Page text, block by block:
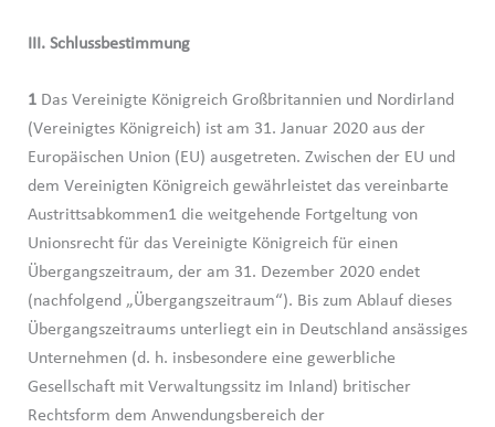
III. Schlussbestimmung
1Das Vereinigte Königreich Großbritannien und Nordirland
(Vereinigtes Königreich) ist am 31. Januar 2020 aus der
Europäischen Union (EU) ausgetreten. Zwischen der EU und
dem Vereinigten Königreich gewährleistet das vereinbarte
Austrittsabkommen1 die weitgehende Fortgeltung von
Unionsrecht für das Vereinigte Königreich für einen
Übergangszeitraum, der am 31. Dezember 2020 endet
(nachfolgend „Übergangszeitraum“). Bis zum Ablauf dieses
Übergangszeitraums unterliegt ein in Deutschland ansässiges
Unternehmen (d. h. insbesondere eine gewerbliche
Gesellschaft mit Verwaltungssitz im Inland) britischer
Rechtsform dem Anwendungsbereich der